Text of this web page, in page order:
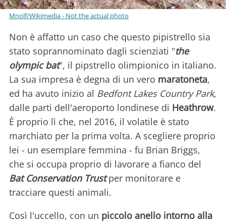
Mnolf/Wikimedia - Not the actual photo
Non è affatto un caso che questo pipistrello sia
stato soprannominato dagli scienziati "the
olympic bat", il pipstrello olimpionico in italiano.
La sua impresa è degna di un vero maratoneta,
ed ha avuto inizio al Bedfont Lakes Country Park,
dalle parti dell'aeroporto londinese di Heathrow.
È proprio lì che, nel 2016, il volatile è stato
marchiato per la prima volta. A scegliere proprio
lei - un esemplare femmina - fu Brian Briggs,
che si occupa proprio di lavorare a fianco del
Bat Conservation Trustper monitorare e
tracciare questi animali.
Così l'uccello, con un piccolo anello intorno alla